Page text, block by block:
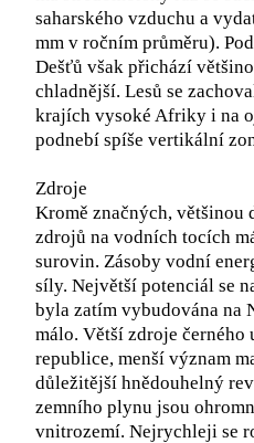
saharského vzduchu a
mm v ročním průměru).
Dešťů však přichází
chladnější. Lesů se
krajích vysoké Afriky i na
podnebí spíše vertikální
Zdroje
Kromě značných,
zdrojů na vodních tocích
surovin. Zásoby vodní
síly. Největší potenciál se
byla zatím vybudována na
málo. Větší zdroje
republice, menší význam
důležitější hnědouhelný
zemního plynu jsou
vnitrozemí. Nejrychleji se